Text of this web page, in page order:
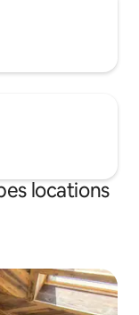
locations